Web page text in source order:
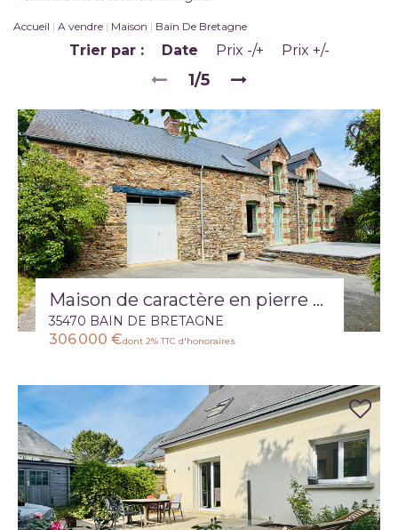
Accueil A vendre Maison Bain De Bretagne
Trier par : Date Prix -/+ Prix +/-
1/5
Maison de caractère en pierre 4 chambres jardin de 1 100 m²
35470 BAIN DE BRETAGNE
306 000 €dont 2% TTC d'honoraires